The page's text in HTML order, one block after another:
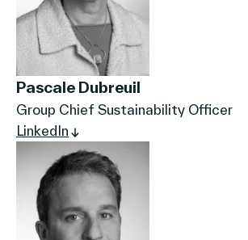
Pascale Dubreuil
Group Chief Sustainability Officer
LinkedIn